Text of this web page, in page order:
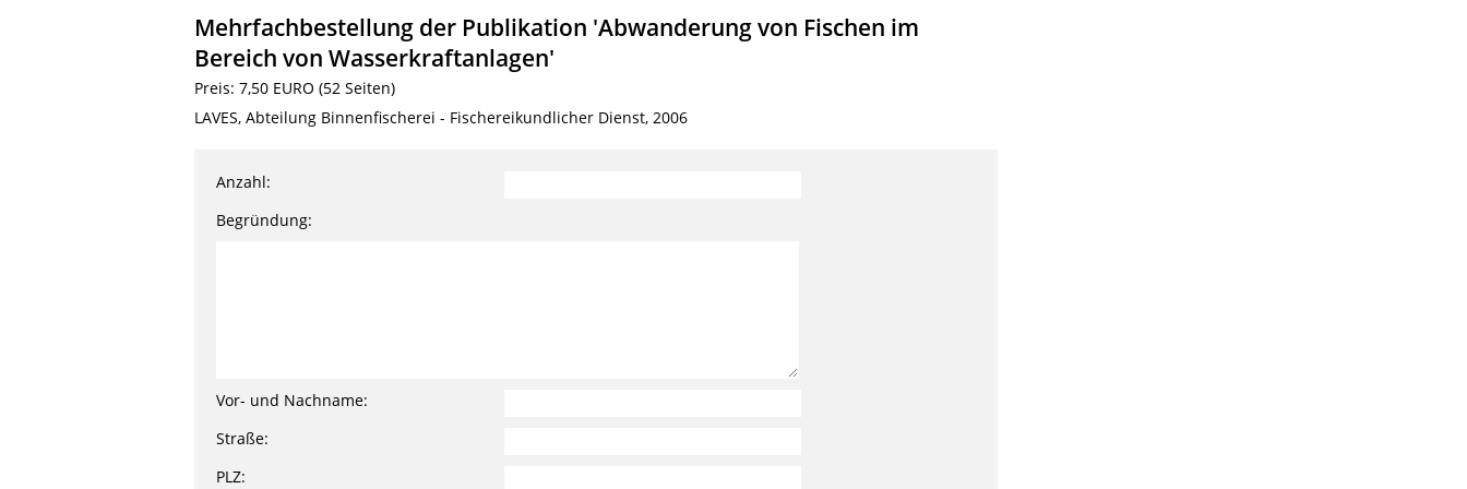
Mehrfachbestellung der Publikation 'Abwanderung von Fischen im
Bereich von Wasserkraftanlagen'
Preis: 7,50 EURO (52 Seiten)
LAVES, Abteilung Binnenfischerei - Fischereikundlicher Dienst, 2006
Anzahl:
Begründung:
Vor- und Nachname:
Straße:
PLZ: